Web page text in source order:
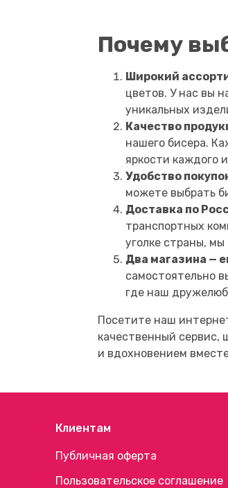
Почему
Широкий
цветов. У нас вы
уникальных
Качество
нашего бисера.
яркости каждого
Удобство
можете выбрать
Доставка по
транспортных
уголке страны,
Два магазина —
самостоятельно
где наш
Посетите наш
качественный сервис,
и вдохновением
Клиентам
Публичная оферта
Пользовательское соглашение